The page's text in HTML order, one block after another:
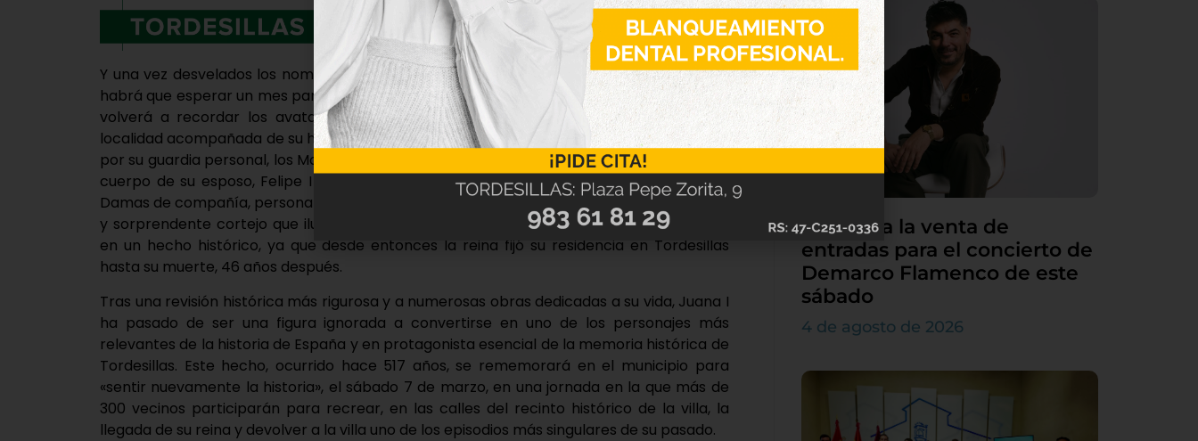
Y una vez desvelados los nombres de las dos protagonistas del Día de la Reina tan solo
habrá que esperar un mes para el gran momento, pues el sábado 7 de marzo Tordesillas
volverá a recordar los avatares del año 1509, cuando Juana I de Castilla llegó a la
localidad acompañada de su hija Catalina y de su padre, Fernando el Católico, custodiada
por su guardia personal, los Monteros de Espinosa, y por los monjes que transportaban el
cuerpo de su esposo, Felipe I el Hermoso, fallecido dos años y medio antes en Burgos.
Damas de compañía, personal de palacio y alabarderos del rey completaron un solemne
y sorprendente cortejo que iluminó su paso con antorchas. Aquella llegada se convirtió
en un hecho histórico, ya que desde entonces la reina fijó su residencia en Tordesillas
hasta su muerte, 46 años después.
Tras una revisión histórica más rigurosa y a numerosas obras dedicadas a su vida, Juana I
ha pasado de ser una figura ignorada a convertirse en uno de los personajes más
relevantes de la historia de España y en protagonista esencial de la memoria histórica de
Tordesillas. Este hecho, ocurrido hace 517 años, se rememorará en el municipio para
«sentir nuevamente la historia», el sábado 7 de marzo, en una jornada en la que más de
300 vecinos participarán para recrear, en las calles del recinto histórico de la villa, la
llegada de su reina y devolver a la villa uno de los episodios más singulares de su pasado.
Continúa la venta de
entradas para el concierto de
Demarco Flamenco de este
sábado
4 de agosto de 2026